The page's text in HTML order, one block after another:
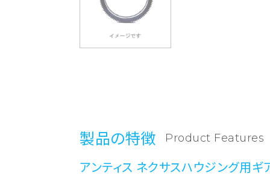
製品の特徴 Product Features
アンティス ネクサスハウジング用ギ